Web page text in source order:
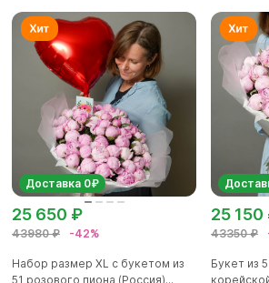
Доставка 0₽
43980 ₽ -42%
25 650 ₽
Набор размер XL с букетом из
51 розового пиона (Россия)...
43350 ₽
25 150
Букет из